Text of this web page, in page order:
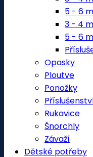
5 - 6
3 - 4
5 - 6
Opasky
Ploutve
Ponožky
Rukavice
Šnorchly
Závaží
Dětské potřeby